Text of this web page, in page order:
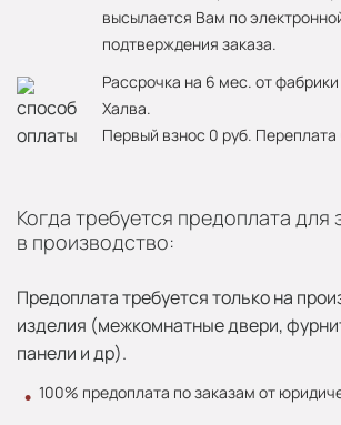
высылается Вам по
подтверждения заказа.
Рассрочка на 6 мес. от
Халва.
Первый взнос 0 руб. Переплата
Когда требуется предоплата для
в производство:
Предоплата требуется только на
изделия (межкомнатные двери,
панели и др).
100% предоплата по заказам от